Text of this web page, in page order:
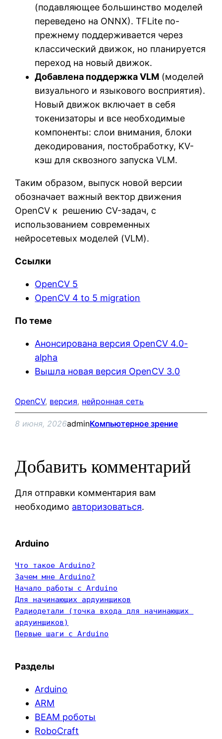
(подавляющее большинство моделей
переведено на ONNX). TFLite по-
прежнему поддерживается через
классический движок, но планируется
переход на новый движок.
Добавлена поддержка VLM (моделей
визуального и языкового восприятия).
Новый движок включает в себя
токенизаторы и все необходимые
компоненты: слои внимания, блоки
декодирования, постобработку, KV-
кэш для сквозного запуска VLM.
Таким образом, выпуск новой версии
обозначает важный вектор движения
OpenCV к решению CV-задач, с
использованием современных
нейросетевых моделей (VLM).
Ссылки
OpenCV 5
OpenCV 4 to 5 migration
По теме
Анонсирована версия OpenCV 4.0-
alpha
Вышла новая версия OpenCV 3.0
OpenCV, версия, нейронная сеть
8 июня, 2026adminКомпьютерное зрение
Добавить комментарий
Для отправки комментария вам
необходимо авторизоваться.
Arduino
Что такое Arduino?
Зачем мне Arduino?
Начало работы с Arduino
Для начинающих ардуинщиков
Радиодетали (точка входа для начинающих
ардуинщиков)
Первые шаги с Arduino
Разделы
Arduino
ARM
BEAM роботы
RoboCraft